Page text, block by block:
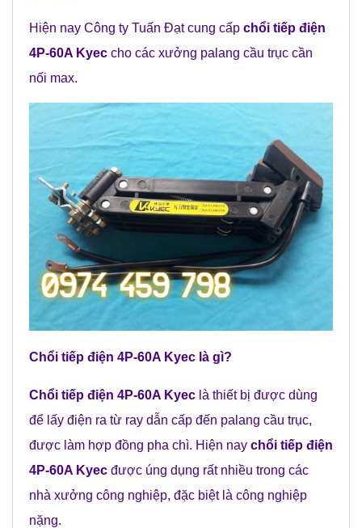
Hiện nay Công ty Tuấn Đạt cung cấp chổi tiếp điện
4P-60A Kyec cho các xưởng palang cầu trục cần
nối max.
Chổi tiếp điện 4P-60A Kyec là gì?
Chổi tiếp điện 4P-60A Kyec là thiết bị được dùng
để lấy điện ra từ ray dẫn cấp đến palang cầu trục,
được làm hợp đồng pha chì. Hiện nay chổi tiếp điện
4P-60A Kyec được úng dụng rất nhiều trong các
nhà xưởng công nghiệp, đặc biệt là công nghiệp
nặng.